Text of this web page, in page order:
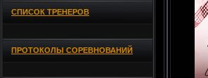
СПИСОК ТРЕНЕРОВ
ПРОТОКОЛЫ СОРЕВНОВАНИЙ